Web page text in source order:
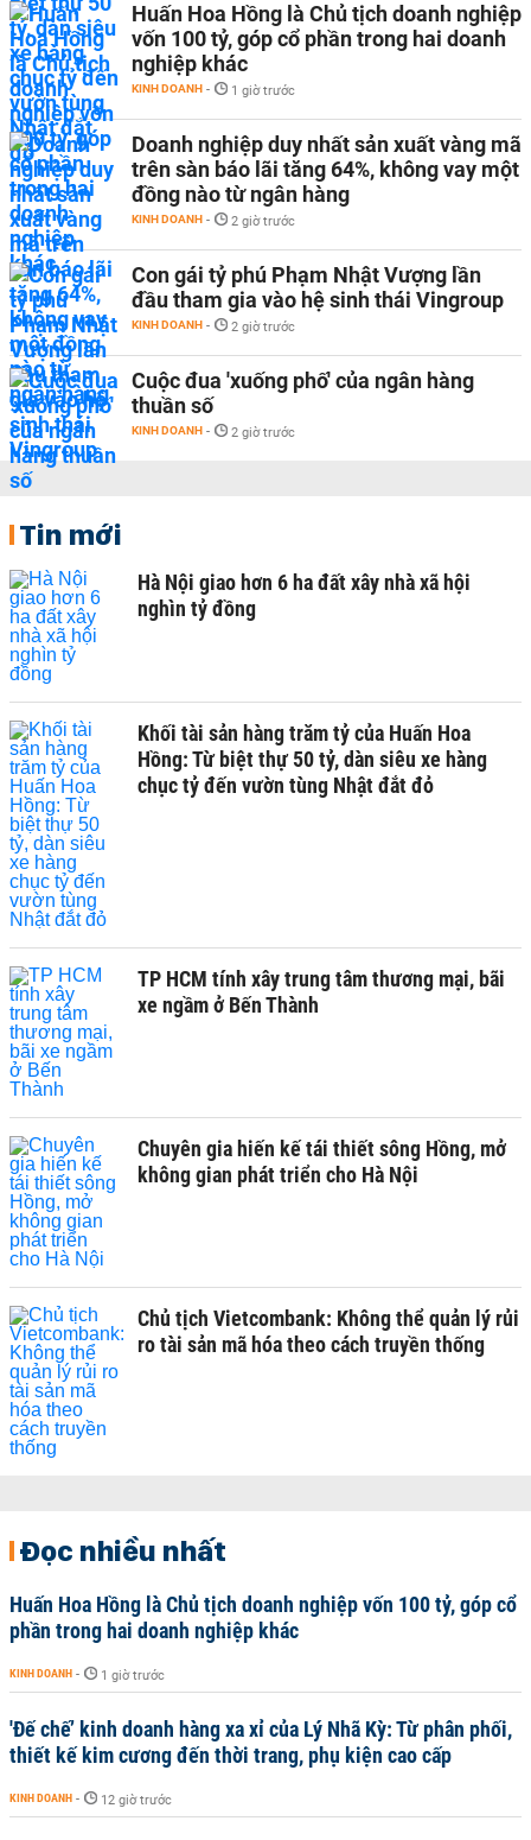
Huấn Hoa Hồng là Chủ tịch doanh nghiệp
vốn 100 tỷ, góp cổ phần trong hai doanh
nghiệp khác
KINH DOANH - 1 giờ trước
Doanh nghiệp duy nhất sản xuất vàng mã
trên sàn báo lãi tăng 64%, không vay một
đồng nào từ ngân hàng
KINH DOANH - 2 giờ trước
Con gái tỷ phú Phạm Nhật Vượng lần
đầu tham gia vào hệ sinh thái Vingroup
KINH DOANH - 2 giờ trước
Cuộc đua 'xuống phố' của ngân hàng
thuần số
KINH DOANH - 2 giờ trước
Tin mới
Hà Nội giao hơn 6 ha đất xây nhà xã hội
nghìn tỷ đồng
Khối tài sản hàng trăm tỷ của Huấn Hoa
Hồng: Từ biệt thự 50 tỷ, dàn siêu xe hàng
chục tỷ đến vườn tùng Nhật đắt đỏ
TP HCM tính xây trung tâm thương mại, bãi
xe ngầm ở Bến Thành
Chuyên gia hiến kế tái thiết sông Hồng, mở
không gian phát triển cho Hà Nội
Chủ tịch Vietcombank: Không thể quản lý rủi
ro tài sản mã hóa theo cách truyền thống
Đọc nhiều nhất
Huấn Hoa Hồng là Chủ tịch doanh nghiệp vốn 100 tỷ, góp cổ
phần trong hai doanh nghiệp khác
KINH DOANH - 1 giờ trước
'Đế chế’ kinh doanh hàng xa xỉ của Lý Nhã Kỳ: Từ phân phối,
thiết kế kim cương đến thời trang, phụ kiện cao cấp
KINH DOANH - 12 giờ trước